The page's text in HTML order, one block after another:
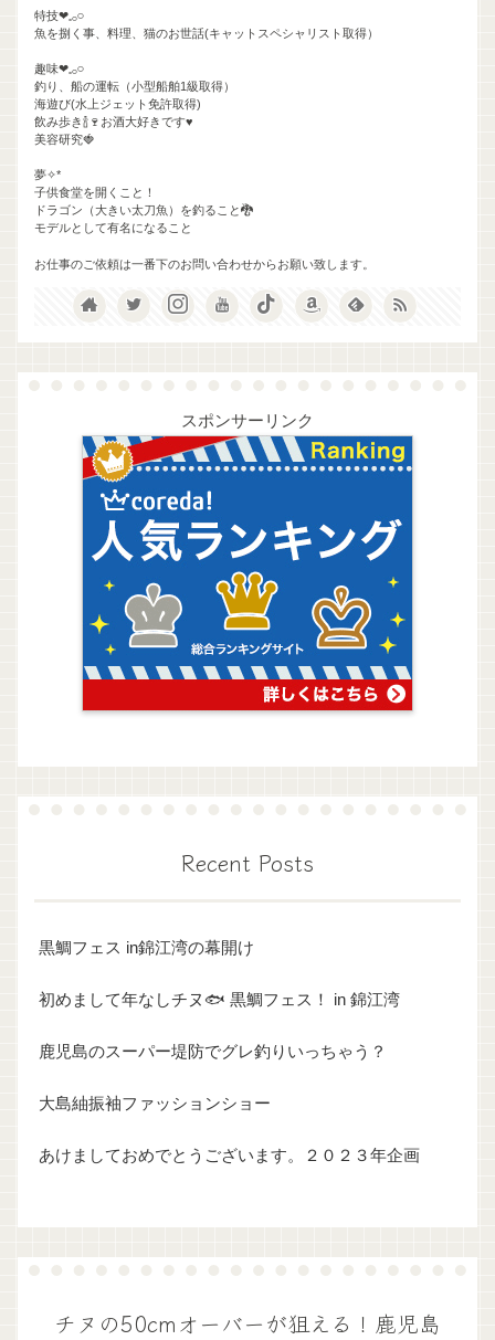
特技❤︎𓈒𓂂𓏸
魚を捌く事、料理、猫のお世話(キャットスペシャリスト取得）
趣味❤︎𓈒𓂂𓏸
釣り、船の運転（小型船舶1級取得）
海遊び(水上ジェット免許取得)
飲み歩き🍾🍷お酒大好きです♥
美容研究🍓
夢✧*
子供食堂を開くこと！
ドラゴン（大きい太刀魚）を釣ること🐉
モデルとして有名になること
お仕事のご依頼は一番下のお問い合わせからお願い致します。
スポンサーリンク
Recent Posts
黒鯛フェス in錦江湾の幕開け
初めまして年なしチヌ🐟 黒鯛フェス！ in 錦江湾
鹿児島のスーパー堤防でグレ釣りいっちゃう？
大島紬振袖ファッションショー
あけましておめでとうございます。２０２３年企画
チヌの50cmオーバーが狙える！鹿児島